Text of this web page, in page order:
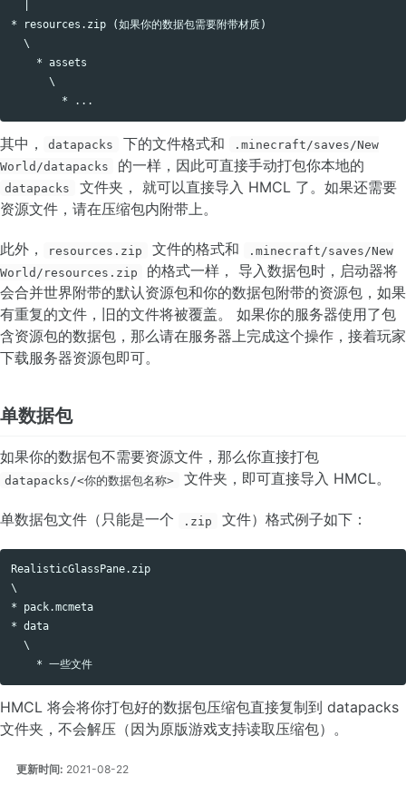
* resources.zip (如果你的数据包需要附带材质)
  \
    * assets
      \
其中， datapacks 下的文件格式和
.minecraft/saves/New
World/datapacks
的一样，因此可直接手动打包你本地的
datapacks
文件夹， 就可以直接导入 HMCL 了。如果还需要
资源文件，请在压缩包内附带上。
此外， resources.zip 文件的格式和
.minecraft/saves/New
World/resources.zip
的格式一样， 导入数据包时，启动器将
会合并世界附带的默认资源包和你的数据包附带的资源包，如果
有重复的文件，旧的文件将被覆盖。 如果你的服务器使用了包
含资源包的数据包，那么请在服务器上完成这个操作，接着玩家
下载服务器资源包即可。
单数据包
如果你的数据包不需要资源文件，那么你直接打包
datapacks/<你的数据包名称> 文件夹，即可直接导入 HMCL。
单数据包文件（只能是一个 .zip 文件）格式例子如下：
Copy code
RealisticGlassPane.zip
\
* pack.mcmeta
* data
  \
HMCL 将会将你打包好的数据包压缩包直接复制到 datapacks
文件夹，不会解压（因为原版游戏支持读取压缩包）。
更新时间: 2021-08-22